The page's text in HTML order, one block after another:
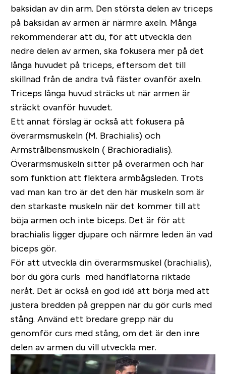
baksidan av din arm. Den största delen av triceps
på baksidan av armen är närmre axeln. Många
rekommenderar att du, för att utveckla den
nedre delen av armen, ska fokusera mer på det
långa huvudet på triceps, eftersom det till
skillnad från de andra två fäster ovanför axeln.
Triceps långa huvud sträcks ut när armen är
sträckt ovanför huvudet.
Ett annat förslag är också att fokusera på
överarmsmuskeln (M. Brachialis) och
Armstrålbensmuskeln (Brachioradialis).
Överarmsmuskeln sitter på överarmen och har
som funktion att flektera armbågsleden. Trots
vad man kan tro är det den här muskeln som är
den starkaste muskeln när det kommer till att
böja armen och inte biceps. Det är för att
brachialis ligger djupare och närmre leden än vad
biceps gör.
För att utveckla din överarmsmuskel (brachialis),
bör du göra curls med handflatorna riktade
neråt. Det är också en god idé att börja med att
justera bredden på greppen när du gör curls med
stång. Använd ett bredare grepp när du
genomför curs med stång, om det är den inre
delen av armen du vill utveckla mer.